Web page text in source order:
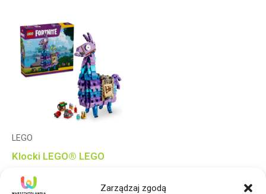
Zarządzaj zgodą
LEGO
Klocki LEGO® LEGO
zaopatrzeniowa